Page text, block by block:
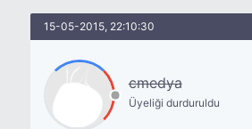
15-05-2015, 22:10:30
cmedya
Üyeliği durduruldu